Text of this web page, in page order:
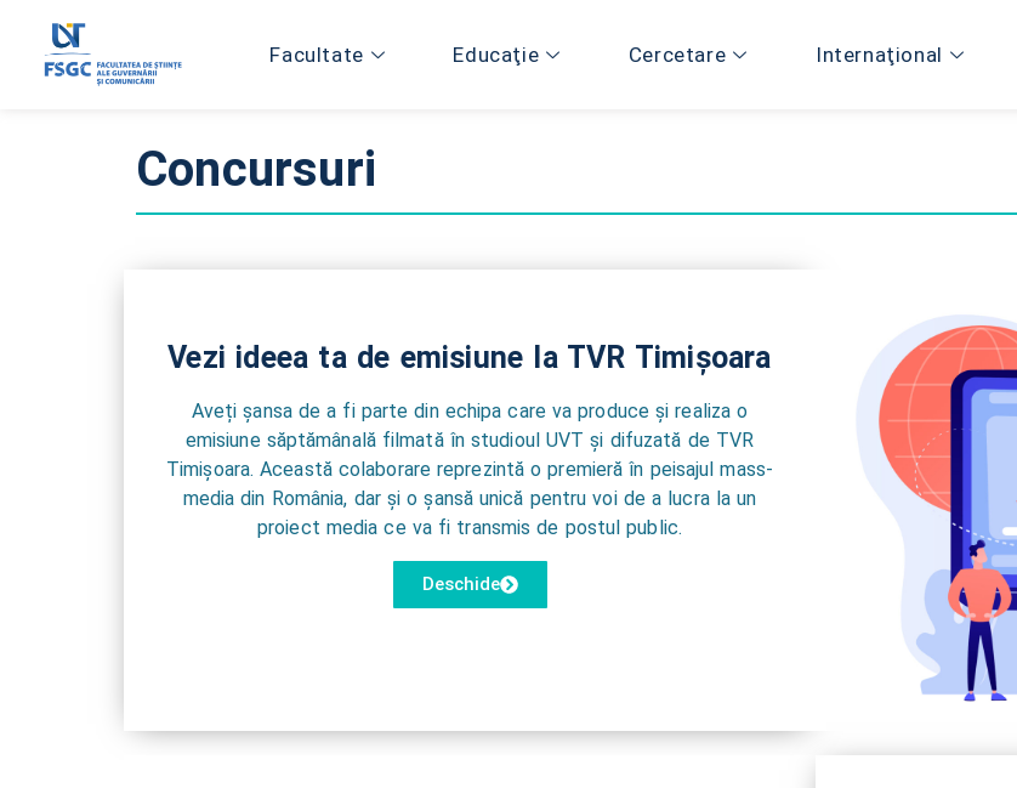
Facultate Educaţie Cercetare Internaţional
Concursuri
Vezi ideea ta de emisiune la TVR Timișoara
Aveți șansa de a fi parte din echipa care va produce și realiza o
emisiune săptămânală filmată în studioul UVT și difuzată de TVR
Timișoara. Această colaborare reprezintă o premieră în peisajul mass-
media din România, dar și o șansă unică pentru voi de a lucra la un
proiect media ce va fi transmis de postul public.
Deschide